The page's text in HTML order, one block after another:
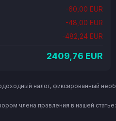
-60,00 EUR
-48,00 EUR
-482,24 EUR
2409,76 EUR
налог, фиксированный
члена правления в нашей статье: